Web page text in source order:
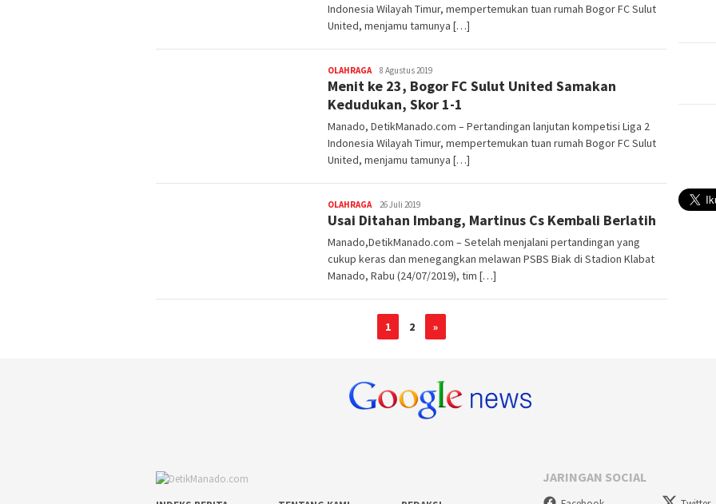
Indonesia Wilayah Timur, mempertemukan tuan rumah Bogor FC Sulut
United, menjamu tamunya […]
OLAHRAGA admin
8 Agustus 2019
Menit ke 23, Bogor FC Sulut United Samakan
Kedudukan, Skor 1-1
Manado, DetikManado.com – Pertandingan lanjutan kompetisi Liga 2
Indonesia Wilayah Timur, mempertemukan tuan rumah Bogor FC Sulut
United, menjamu tamunya […]
OLAHRAGA Redaktur
DetikManado
26 Juli 2019
Usai Ditahan Imbang, Martinus Cs Kembali Berlatih
Manado,DetikManado.com – Setelah menjalani pertandingan yang
cukup keras dan menegangkan melawan PSBS Biak di Stadion Klabat
Manado, Rabu (24/07/2019), tim […]
1 2 »
JARINGAN SOCIAL